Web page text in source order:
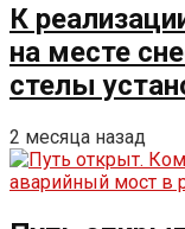
К
на месте
стелы
2 месяца назад